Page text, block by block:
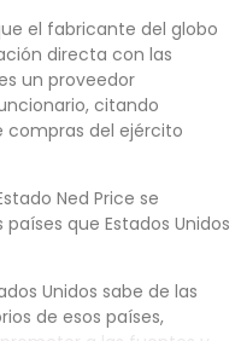
el fabricante del globo
directa con las
un proveedor
citando
del ejército
Ned Price se
que Estados Unidos
Unidos sabe de las
de esos países,